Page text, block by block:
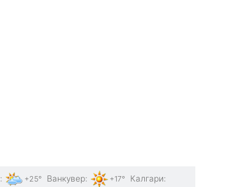
: +25° Ванкувер: +17° Калгари: